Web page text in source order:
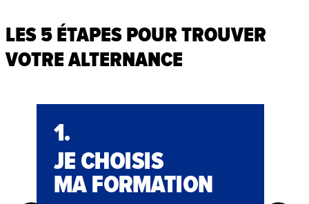
LES 5 ÉTAPES POUR TROUVER
VOTRE ALTERNANCE